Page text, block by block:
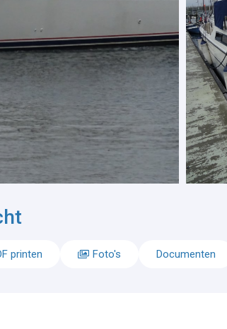
printen Foto's Documenten